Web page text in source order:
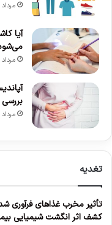
مرداد 16, 1405
آیا
مرداد 15, 1405
مرداد 15, 1405
تغدیه
تأثیر مخرب غذاهای فرآوری
کشف اثر انگشت شیمیایی